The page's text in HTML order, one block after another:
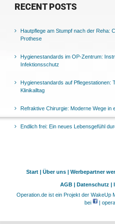
RECENT POSTS
Hautpflege am Stumpf nach der Reha:
Prothese
Hygienestandards im OP-Zentrum:
Infektionsschutz
Hygienestandards auf Pflegestationen:
Klinikalltag
Refraktive Chirurgie: Moderne Wege in
Endlich frei: Ein neues Lebensgefühl
Start | Über uns | Werbepartner
AGB | Datenschutz |
Operation.de ist ein Projekt der WakeUp
bei
|